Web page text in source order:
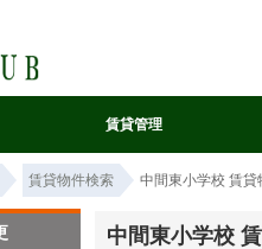
賃貸管理
賃貸物件検索 中間東小学校 賃貸
中間東小学校